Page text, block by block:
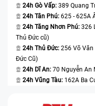
24h Gò Vấp: 389 Quang
24h Tân Phú: 625 - 625A
24h Tăng Nhơn Phú: 326
Thủ Đức cũ)
24h Thủ Đức: 256 Võ Văn
Đức Cũ)
24h Dĩ An: 70 Nguyễn An
24h Vũng Tàu: 162A Ba